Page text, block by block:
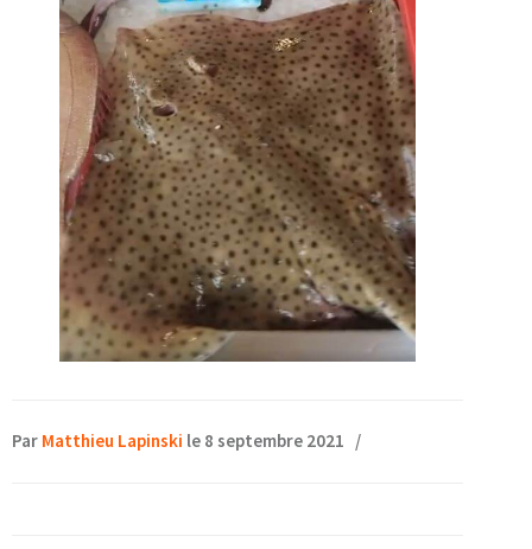
Par Matthieu Lapinski le 8 septembre 2021 /